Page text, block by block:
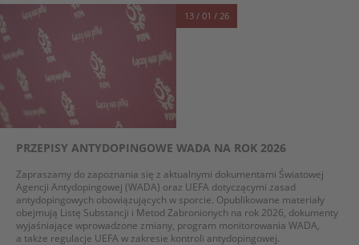
13 / 01 / 26
PRZEPISY ANTYDOPINGOWE WADA NA ROK 2026
Zapraszamy do zapoznania się z aktualnymi dokumentami Światowej
Agencji Antydopingowej (WADA) oraz UEFA dotyczącymi zasad
antydopingowych obowiązujących w sporcie. Opublikowane materiały
obejmują Listę Substancji i Metod Zabronionych na rok 2026, dokumenty
wyjaśniające wprowadzone zmiany, program monitorowania WADA,
a także regulacje UEFA w zakresie kontroli antydopingowej.